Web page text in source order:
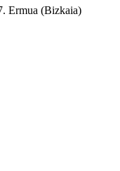
Ermua (Bizkaia)